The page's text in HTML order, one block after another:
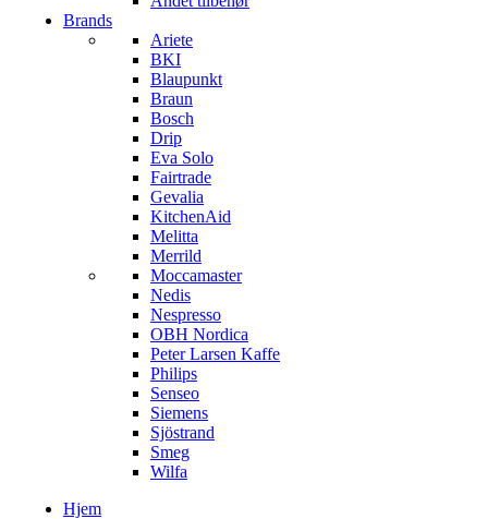
Brands
Ariete
BKI
Blaupunkt
Braun
Bosch
Drip
Eva Solo
Fairtrade
Gevalia
KitchenAid
Melitta
Merrild
Moccamaster
Nedis
Nespresso
OBH Nordica
Peter Larsen Kaffe
Philips
Senseo
Siemens
Sjöstrand
Smeg
Wilfa
Hjem